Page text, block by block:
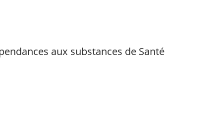
aux substances de Santé